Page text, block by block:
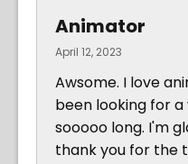
Animator
April 12, 2023
Awsome. I love
been looking for
sooooo long. I'm
thank you for the